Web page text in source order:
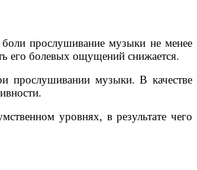
прослушивание музыки не менее
его болевых ощущений снижается.
прослушивании музыки. В качестве
уровнях, в результате чего